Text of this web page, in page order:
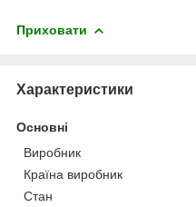
Приховати
Характеристики
Основні
Виробник
Країна виробник
Стан